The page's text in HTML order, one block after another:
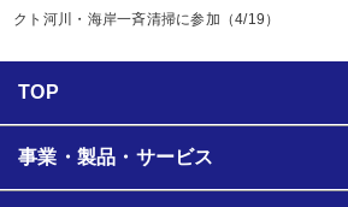
クト河川・海岸一斉清掃に参加（4/19）
TOP
事業・製品・サービス